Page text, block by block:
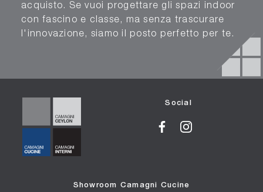
acquisto. Se vuoi progettare gli spazi indoor
con fascino e classe, ma senza trascurare
l'innovazione, siamo il posto perfetto per te.
Social
Showroom Camagni Cucine